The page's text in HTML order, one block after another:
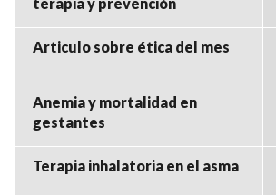
Articulo sobre ética del mes
Anemia y mortalidad en
gestantes
Terapia inhalatoria en el asma